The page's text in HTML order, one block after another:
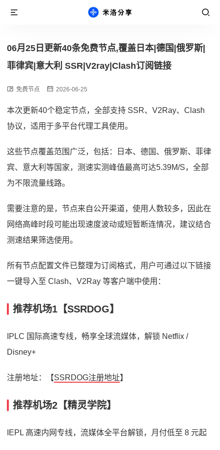
06月25日更新40条免费节点,覆盖日本|德国|俄罗斯|
菲律宾|意大利 SSR|V2ray|Clash订阅链接
免费节点 2026-06-25
本次更新40个稳定节点，全部支持 SSR、V2Ray、Clash
协议，适用于多平台代理工具使用。
这些节点覆盖范围广泛，包括：日本、德国、俄罗斯、菲律
宾、意大利等国家，测速实测峰值最高可达5.39M/S，全部
为不限流量线路。
需要注意的是，节点来自公开渠道，使用人数较多，因此在
网络高峰时段可能出现速度波动或短暂断连情况，建议结合
测速结果筛选使用。
所有节点配置文件已整理为订阅格式，用户可通过以下链接
一键导入至 Clash、V2Ray 等客户端中使用：
推荐机场1【SSRDOG】
IPLC 国际高速专线，畅享全球流媒体，解锁 Netflix /
Disney+
注册地址：【SSRDOG注册地址】
推荐机场2【精灵学院】
IEPL 高速内网专线，流媒体全平台解锁，月付低至 8 元起